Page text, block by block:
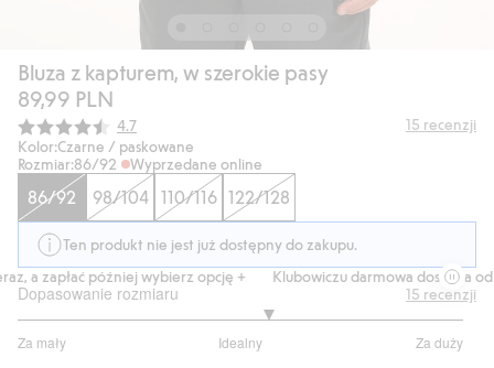
Bluza z kapturem, w szerokie pasy
89,99 PLN
Średnia ocena:
4.7 15 recenzji
Kolor:Czarne / paskowane
Rozmiar:86/92 Wyprzedane online
86/92 98/104 110/116 122/128
Ten produkt nie jest już dostępny do zakupu.
a zapłać później wybierz opcję +
Klubowiczu darmowa dostawa od
Dopasowanie rozmiaru
Za mały Idealny Za duży
na
15 recenzji